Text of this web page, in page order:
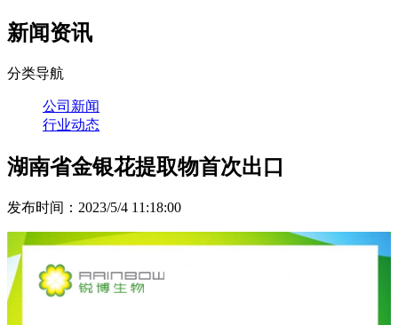
新闻资讯
分类导航
公司新闻
行业动态
湖南省金银花提取物首次出口
发布时间：2023/5/4 11:18:00